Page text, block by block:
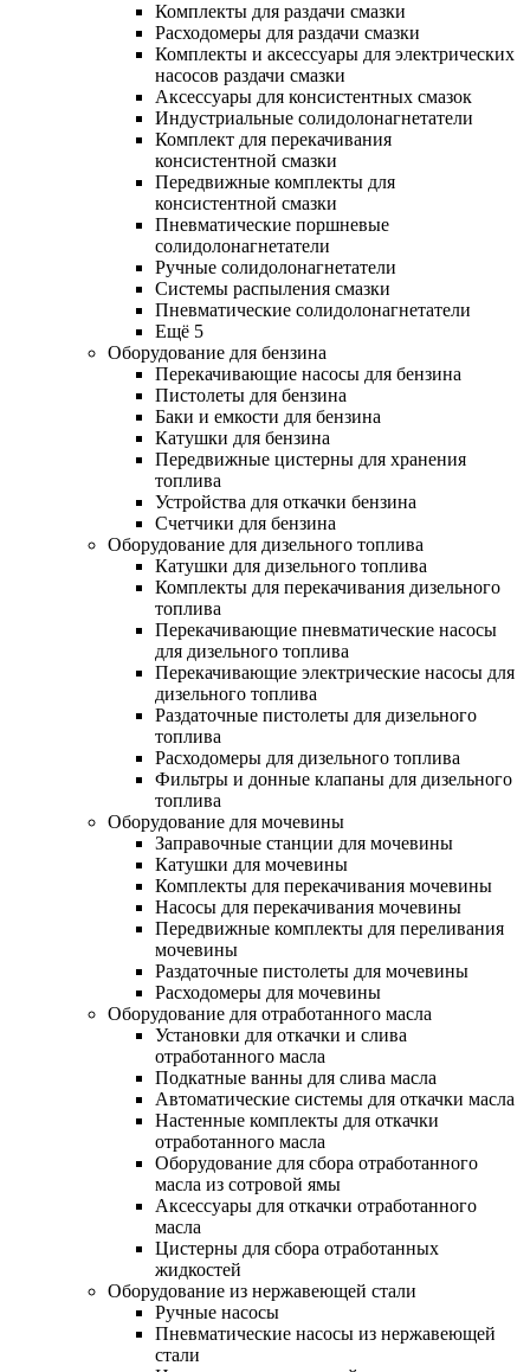
Комплекты для раздачи смазки
Расходомеры для раздачи смазки
Комплекты и аксессуары для электрических
насосов раздачи смазки
Аксессуары для консистентных смазок
Индустриальные солидолонагнетатели
Комплект для перекачивания
консистентной смазки
Передвижные комплекты для
консистентной смазки
Пневматические поршневые
солидолонагнетатели
Ручные солидолонагнетатели
Системы распыления смазки
Пневматические солидолонагнетатели
Ещё 5
Оборудование для бензина
Перекачивающие насосы для бензина
Пистолеты для бензина
Баки и емкости для бензина
Катушки для бензина
Передвижные цистерны для хранения
топлива
Устройства для откачки бензина
Счетчики для бензина
Оборудование для дизельного топлива
Катушки для дизельного топлива
Комплекты для перекачивания дизельного
топлива
Перекачивающие пневматические насосы
для дизельного топлива
Перекачивающие электрические насосы для
дизельного топлива
Раздаточные пистолеты для дизельного
топлива
Расходомеры для дизельного топлива
Фильтры и донные клапаны для дизельного
топлива
Оборудование для мочевины
Заправочные станции для мочевины
Катушки для мочевины
Комплекты для перекачивания мочевины
Насосы для перекачивания мочевины
Передвижные комплекты для переливания
мочевины
Раздаточные пистолеты для мочевины
Расходомеры для мочевины
Оборудование для отработанного масла
Установки для откачки и слива
отработанного масла
Подкатные ванны для слива масла
Автоматические системы для откачки масла
Настенные комплекты для откачки
отработанного масла
Оборудование для сбора отработанного
масла из сотровой ямы
Аксессуары для откачки отработанного
масла
Цистерны для сбора отработанных
жидкостей
Оборудование из нержавеющей стали
Ручные насосы
Пневматические насосы из нержавеющей
стали